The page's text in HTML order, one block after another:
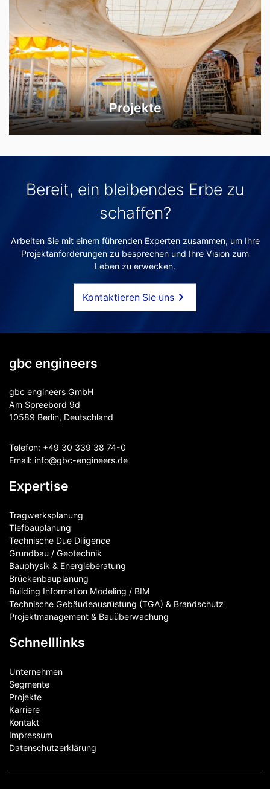
Projekte
Bereit, ein bleibendes Erbe zu
schaffen?
Arbeiten Sie mit einem führenden Experten zusammen, um Ihre
Projektanforderungen zu besprechen und Ihre Vision zum
Leben zu erwecken.
Kontaktieren Sie uns
gbc engineers
gbc engineers GmbH
Am Spreebord 9d
10589 Berlin, Deutschland
Telefon: +49 30 339 38 74-0
Email: info@gbc-engineers.de
Expertise
Tragwerksplanung
Tiefbauplanung
Technische Due Diligence
Grundbau / Geotechnik
Bauphysik & Energieberatung
Brückenbauplanung
Building Information Modeling / BIM
Technische Gebäudeausrüstung (TGA) & Brandschutz
Projektmanagement & Bauüberwachung
Schnelllinks
Unternehmen
Segmente
Projekte
Karriere
Kontakt
Impressum
Datenschutzerklärung